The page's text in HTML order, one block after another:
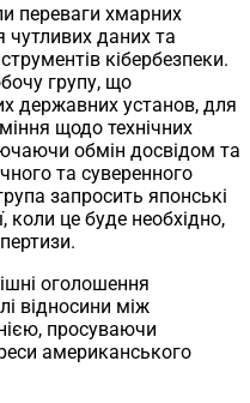
переваги хмарних
чутливих даних та
кібербезпеки.
групу, що
державних установ, для
щодо технічних
обмін досвідом та
та суверенного
запросить японські
коли це буде необхідно,
оголошення
відносини між
просуваючи
американського